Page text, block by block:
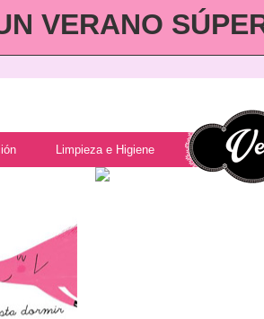
VERANO
Limpieza e Higiene